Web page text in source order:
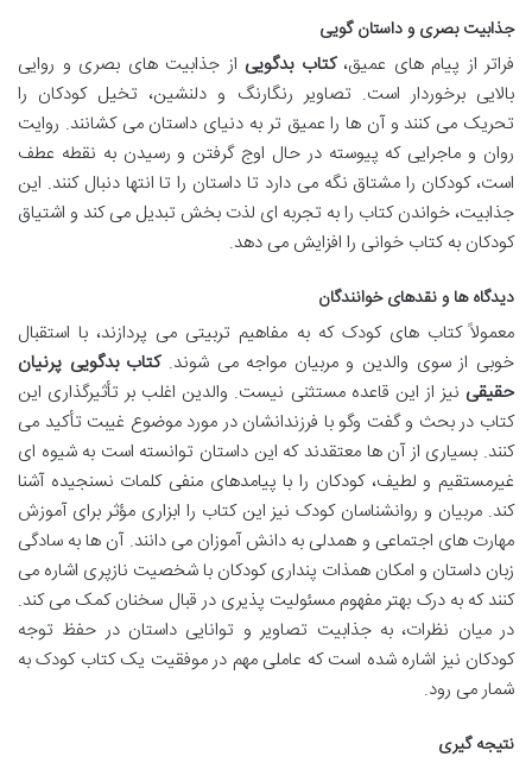
جذابیت بصری و داستان گویی
فراتر از پیام های عمیق،کتاب بدگویی از جذابیت های بصری و روایی
بالایی برخوردار است. تصاویر رنگارنگ و دلنشین، تخیل کودکان را
تحریک می کنند و آن ها را عمیق تر به دنیای داستان می کشانند. روایت
روان و ماجرایی که پیوسته در حال اوج گرفتن و رسیدن به نقطه عطف
است، کودکان را مشتاق نگه می دارد تا داستان را تا انتها دنبال کنند. این
جذابیت، خواندن کتاب را به تجربه ای لذت بخش تبدیل می کند و اشتیاق
کودکان به کتاب خوانی را افزایش می دهد.
دیدگاه ها و نقدهای خوانندگان
معمولاً کتاب های کودک که به مفاهیم تربیتی می پردازند، با استقبال
خوبی از سوی والدین و مربیان مواجه می شوند.کتاب بدگویی پرنیان
حقیقی نیز از این قاعده مستثنی نیست. والدین اغلب بر تأثیرگذاری این
کتاب در بحث و گفت وگو با فرزندانشان در مورد موضوع غیبت تأکید می
کنند. بسیاری از آن ها معتقدند که این داستان توانسته است به شیوه ای
غیرمستقیم و لطیف، کودکان را با پیامدهای منفی کلمات نسنجیده آشنا
کند. مربیان و روانشناسان کودک نیز این کتاب را ابزاری مؤثر برای آموزش
مهارت های اجتماعی و همدلی به دانش آموزان می دانند. آن ها به سادگی
زبان داستان و امکان همذات پنداری کودکان با شخصیت نازپری اشاره می
کنند که به درک بهتر مفهوم مسئولیت پذیری در قبال سخنان کمک می کند.
در میان نظرات، به جذابیت تصاویر و توانایی داستان در حفظ توجه
کودکان نیز اشاره شده است که عاملی مهم در موفقیت یک کتاب کودک به
شمار می رود.
نتیجه گیری